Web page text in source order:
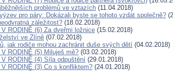
problémů ve vztazích (11.04.2018)
pro páry: Dokázali byste se tohoto vzdát společně?
záležitost? (18.02.2018)
V RODINĚ (6) Za dveřmi ložnice (15.02.2018)
ve Zlíně (07.02.2018)
jak rodiče mohou zachránit duše svých dětí (04.02.2018)
V RODINĚ (5) Miluješ mě? (03.02.2018)
V RODINĚ (4) Síla odpuštění (29.01.2018)
V RODINĚ (3) Co s konfliktem? (24.01.2018)